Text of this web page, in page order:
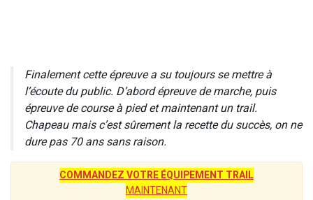
Finalement cette épreuve a su toujours se mettre à
l’écoute du public. D’abord épreuve de marche, puis
épreuve de course à pied et maintenant un trail.
Chapeau mais c’est sûrement la recette du succès, on ne
dure pas 70 ans sans raison.
COMMANDEZ VOTRE ÉQUIPEMENT TRAIL
MAINTENANT